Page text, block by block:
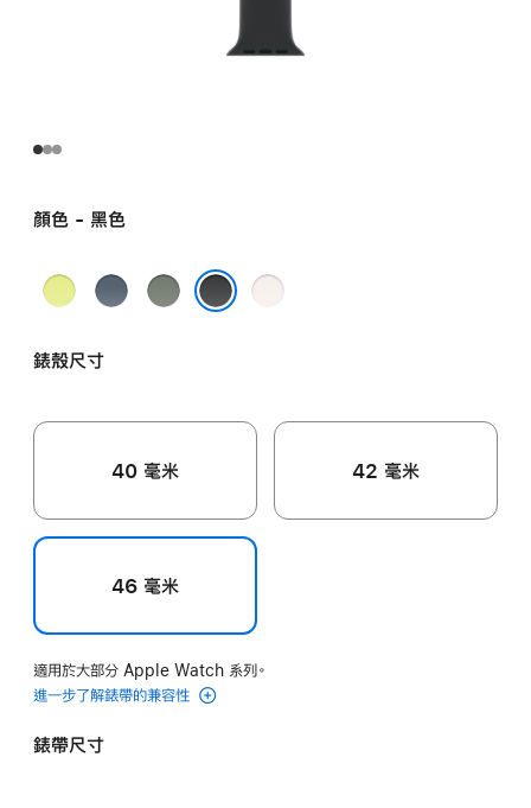
顏色 - 黑色
霓
黃
錨
藍
灰
淡
錶殼尺寸
40 毫米 42 毫米
46 毫米
適用於大部分 Apple Watch 系列。
進一步了解錶帶的兼容性
錶帶尺寸